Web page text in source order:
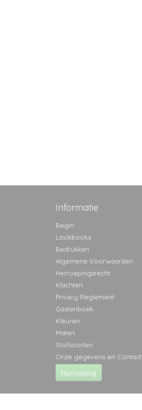
Informatie
Begin
Lookbooks
Bedrukken
Algemene Voorwaarden
Herroepingsrecht
Klachten
Privacy Reglement
Gastenboek
Kleuren
Maten
Stofsoorten
Onze gegevens en Contact
Herroeping